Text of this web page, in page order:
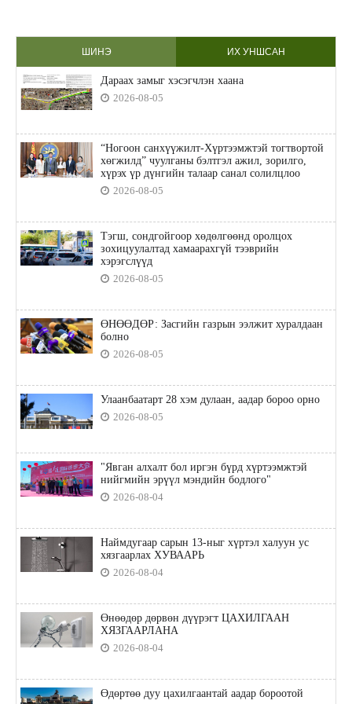
ШИНЭ ИХ УНШСАН
Дараах замыг хэсэгчлэн хаана
2026-08-05
“Ногоон санхүүжилт-Хүртээмжтэй тогтвортой
хөгжилд” чуулганы бэлтгэл ажил, зорилго,
хүрэх үр дүнгийн талаар санал солилцлоо
2026-08-05
Тэгш, сондгойгоор хөдөлгөөнд оролцох
зохицуулалтад хамаарахгүй тээврийн
хэрэгслүүд
2026-08-05
ӨНӨӨДӨР: Засгийн газрын ээлжит хуралдаан
болно
2026-08-05
Улаанбаатарт 28 хэм дулаан, аадар бороо орно
2026-08-05
"Явган алхалт бол иргэн бүрд хүртээмжтэй
нийгмийн эрүүл мэндийн бодлого"
2026-08-04
Наймдугаар сарын 13-ныг хүртэл халуун ус
хязгаарлах ХУВААРЬ
2026-08-04
Өнөөдөр дөрвөн дүүрэгт ЦАХИЛГААН
ХЯЗГААРЛАНА
2026-08-04
Өдөртөө дуу цахилгаантай аадар бороотой